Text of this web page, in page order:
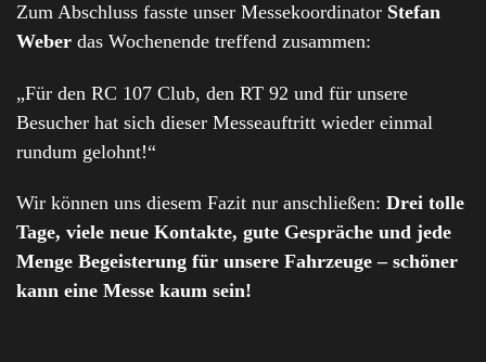
Zum Abschluss fasste unser Messekoordinator Stefan
Weber das Wochenende treffend zusammen:
„Für den RC 107 Club, den RT 92 und für unsere
Besucher hat sich dieser Messeauftritt wieder einmal
rundum gelohnt!“
Wir können uns diesem Fazit nur anschließen: Drei tolle
Tage, viele neue Kontakte, gute Gespräche und jede
Menge Begeisterung für unsere Fahrzeuge – schöner
kann eine Messe kaum sein!